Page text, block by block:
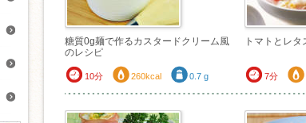
糖質0g麺で作るカスタードクリーム風
のレシピ
10分 260kcal 0.7 g
トマトとレ
7分